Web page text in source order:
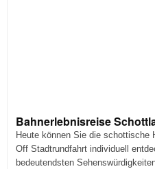
Bahnerlebnisreise
Heute können Sie die schottische
Off Stadtrundfahrt individuell
bedeutendsten